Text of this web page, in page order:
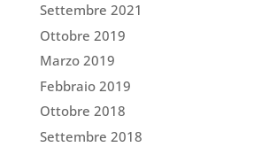
Settembre 2021
Ottobre 2019
Marzo 2019
Febbraio 2019
Ottobre 2018
Settembre 2018